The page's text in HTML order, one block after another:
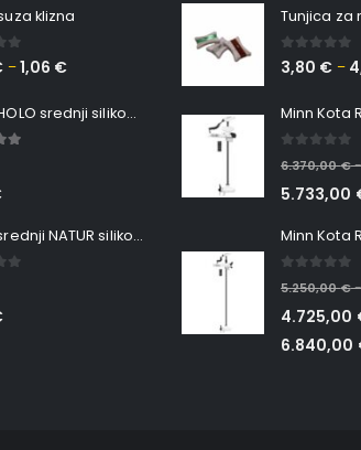
klizna
of 5
–1,06 €
Šetač HOLO srednji silikonska Ribica Belgrade Walker
Šetač srednji NATUR silikonska ribica Belgrade Walker
Tunjica za
0 out of
3,80 € –
6.370,00€
5.733,00
5.250,00€
4.725,00
6.840,00